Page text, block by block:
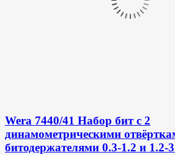
Wera 7440/41 Набор бит с 2
динамометрическими
битодержателями 0.3-1.2 и 1.2-